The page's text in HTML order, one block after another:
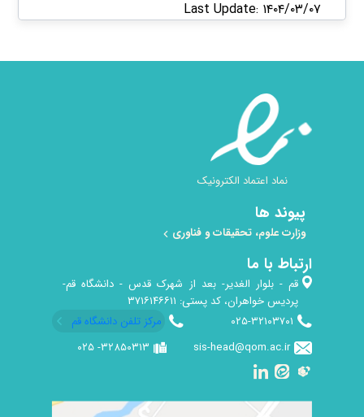
Last Update: ۱۴۰۴/۰۳/۰۷
نماد اعتماد الکترونیک
پیوند ها
وزارت علوم، تحقیقات و فناوری
ارتباط با ما
قم - بلوار الغدیر- بعد از شهرک قدس - دانشگاه قم-
پردیس خواهران، کد پستی: ۳۷۱۶۱۴۶۶۱۱
۰۲۵-۳۲۱۰۳۷۰۱
مرکز تلفن دانشگاه قم
sis-head@qom.ac.ir
۳۲۸۵۰۳۱۳-​ ۰۲۵